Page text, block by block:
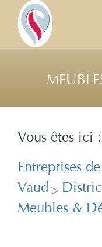
Vous êtes ici :
Entreprises
Vaud >
Meubles &